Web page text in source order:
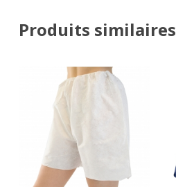
Produits similaires